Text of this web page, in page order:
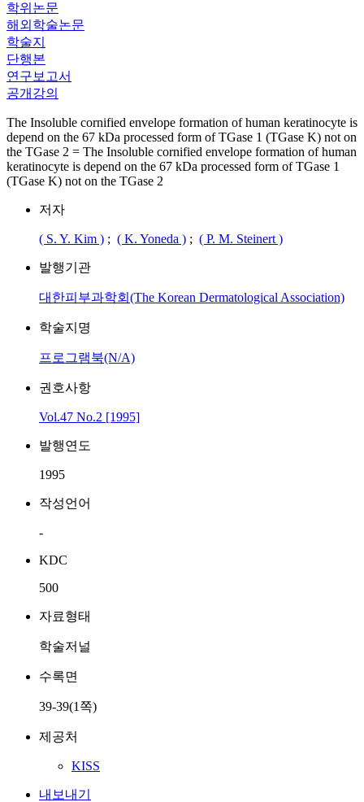
학위논문
해외학술논문
학술지
단행본
연구보고서
공개강의
The Insoluble cornified envelope formation of human keratinocyte is
depend on the 67 kDa processed form of TGase 1 (TGase K) not on
the TGase 2 = The Insoluble cornified envelope formation of human
keratinocyte is depend on the 67 kDa processed form of TGase 1
(TGase K) not on the TGase 2
저자
( S. Y. Kim ) ; ( K. Yoneda ) ; ( P. M. Steinert )
발행기관
대한피부과학회(The Korean Dermatological Association)
학술지명
프로그램북(N/A)
권호사항
Vol.47 No.2 [1995]
발행연도
1995
작성언어
-
KDC
500
자료형태
학술저널
수록면
39-39(1쪽)
제공처
KISS
내보내기